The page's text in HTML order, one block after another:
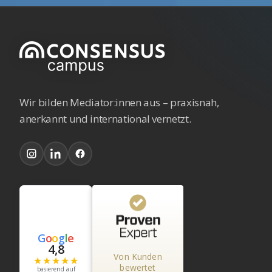
Wir bilden Mediator:innen aus – praxisnah,
anerkannt und international vernetzt.
Google
4,8
★★★★★
basierend auf
Von Kunden
bewertet
Kundenbewertungen und Erfahrungen zu
Consensus GmbH
Empfehlungen
SEHR GUT